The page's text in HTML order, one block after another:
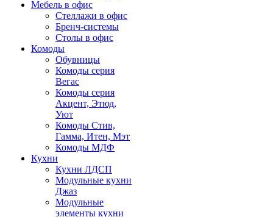
Мебель в офис
Стеллажи в офис
Бренч-системы
Столы в офис
Комоды
Обувницы
Комоды серия
Вегас
Комоды серия
Акцент, Этюд,
Уют
Комоды Стив,
Гамма, Итен, Мэт
Комоды МДФ
Кухни
Кухни ЛДСП
Модульные кухни
Джаз
Модульные
элементы кухни